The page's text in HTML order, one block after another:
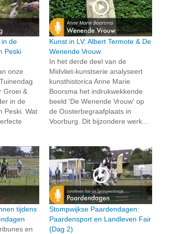
in de
Peski
onze
Groei &
in de
Peski. Wat
Kunst in LV: Albert Termote & De
Wenende Vrouw
In het derde deel van de
Midvliet-kunstserie analyseert
kunsthistorica Anne Marie
Boorsma het indrukwekkende
beeld 'De Wenende Vrouw' op
de Oosterbegraafplaats in
Voorburg. Dit bijzondere werk...
tijdens
en
Stompwijkse Paardendagen:
Paardensport en Landleven Fair
(Dag 2)